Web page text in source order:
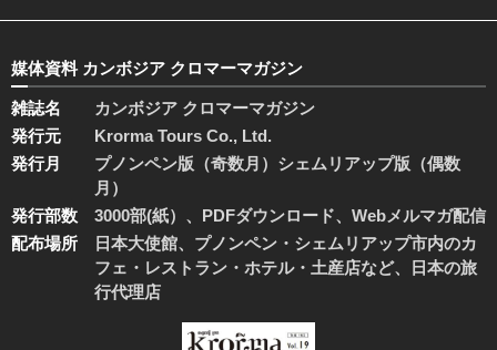
媒体資料 カンボジア クロマーマガジン
雑誌名
カンボジア クロマーマガジン
発行元
Krorma Tours Co., Ltd.
発行月
プノンペン版（奇数月）シェムリアップ版（偶数
月）
発行部数
3000部(紙）、PDFダウンロード、Webメルマガ配信
配布場所
日本大使館、プノンペン・シェムリアップ市内のカ
フェ・レストラン・ホテル・土産店など、日本の旅
行代理店